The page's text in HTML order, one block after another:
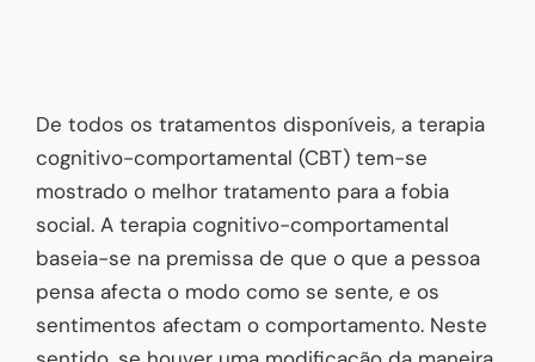
De todos os tratamentos disponíveis, a terapia
cognitivo-comportamental (CBT) tem-se
mostrado o melhor tratamento para a fobia
social. A terapia cognitivo-comportamental
baseia-se na premissa de que o que a pessoa
pensa afecta o modo como se sente, e os
sentimentos afectam o comportamento. Neste